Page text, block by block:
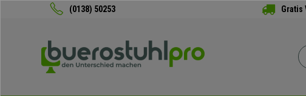
(0138) 50253 Gratis